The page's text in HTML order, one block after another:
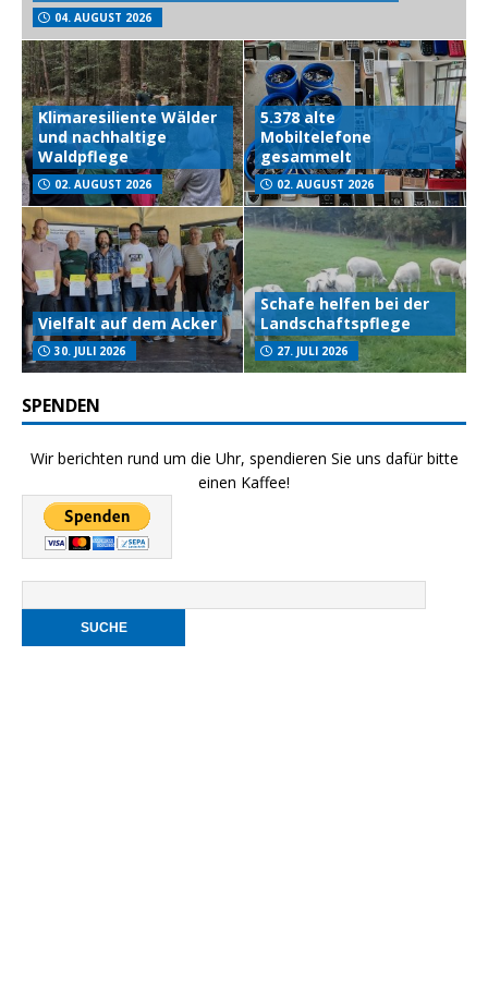
04. AUGUST 2026
Klimaresiliente Wälder
und nachhaltige
Waldpflege
02. AUGUST 2026
5.378 alte
Mobiltelefone
gesammelt
02. AUGUST 2026
Vielfalt auf dem Acker
30. JULI 2026
Schafe helfen bei der
Landschaftspflege
27. JULI 2026
SPENDEN
Wir berichten rund um die Uhr, spendieren Sie uns dafür bitte
einen Kaffee!